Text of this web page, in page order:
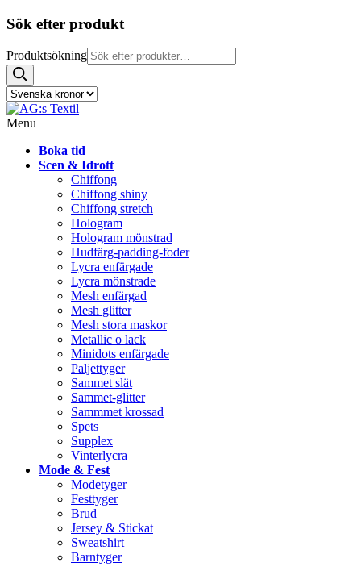
Sök efter produkt
Produktsökning
Menu
Boka tid
Scen & Idrott
Chiffong
Chiffong shiny
Chiffong stretch
Hologram
Hologram mönstrad
Hudfärg-padding-foder
Lycra enfärgade
Lycra mönstrade
Mesh enfärgad
Mesh glitter
Mesh stora maskor
Metallic o lack
Minidots enfärgade
Paljettyger
Sammet slät
Sammet-glitter
Sammmet krossad
Spets
Supplex
Vinterlycra
Mode & Fest
Modetyger
Festtyger
Brud
Jersey & Stickat
Sweatshirt
Barntyger